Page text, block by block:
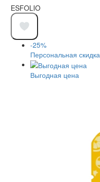
ESFOLIO
-25%
Персональная скидка
Выгодная цена